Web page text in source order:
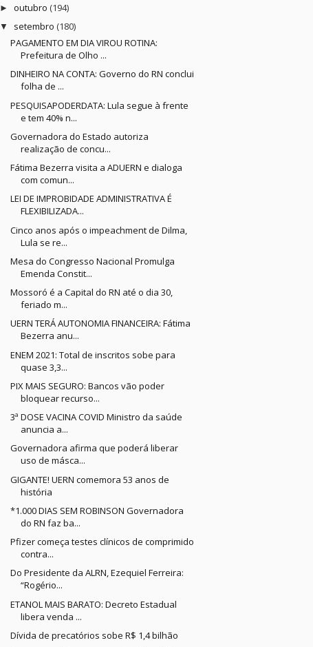
► outubro (194)
▼ setembro (180)
PAGAMENTO EM DIA VIROU ROTINA:
Prefeitura de Olho ...
DINHEIRO NA CONTA: Governo do RN conclui
folha de ...
PESQUISAPODERDATA: Lula segue à frente
e tem 40% n...
Governadora do Estado autoriza
realização de concu...
Fátima Bezerra visita a ADUERN e dialoga
com comun...
LEI DE IMPROBIDADE ADMINISTRATIVA É
FLEXIBILIZADA...
Cinco anos após o impeachment de Dilma,
Lula se re...
Mesa do Congresso Nacional Promulga
Emenda Constit...
Mossoró é a Capital do RN até o dia 30,
feriado m...
UERN TERÁ AUTONOMIA FINANCEIRA: Fátima
Bezerra anu...
ENEM 2021: Total de inscritos sobe para
quase 3,3...
PIX MAIS SEGURO: Bancos vão poder
bloquear recurso...
3ª DOSE VACINA COVID Ministro da saúde
anuncia a...
Governadora afirma que poderá liberar
uso de másca...
GIGANTE! UERN comemora 53 anos de
história
*1.000 DIAS SEM ROBINSON Governadora
do RN faz ba...
Pfizer começa testes clínicos de comprimido
contra...
Do Presidente da ALRN, Ezequiel Ferreira:
“Rogério...
ETANOL MAIS BARATO: Decreto Estadual
libera venda ...
Dívida de precatórios sobe R$ 1,4 bilhão